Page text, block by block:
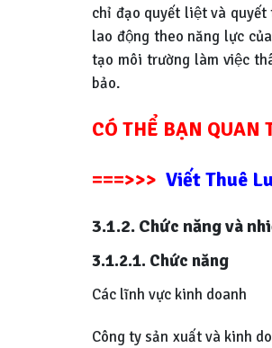
chỉ đạo quyết liệt và
lao động theo năng lực
tạo môi trường làm việc
bảo.
CÓ THỂ BẠN QUAN
===>>> Viết Thuê
3.1.2. Chức năng và
3.1.2.1. Chức năng
Các lĩnh vực kinh doanh
Công ty sản xuất và kinh